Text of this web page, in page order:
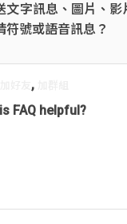
文字訊息、圖片、影
符號或語音訊息？
,
FAQ helpful?